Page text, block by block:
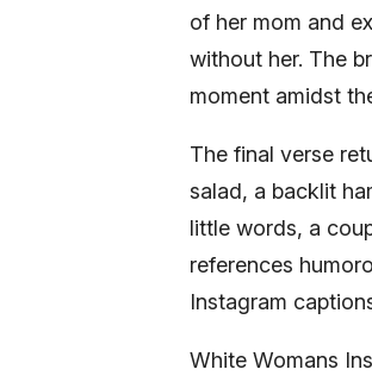
of her mom and
without her. The
moment amidst
The final verse
salad, a backlit
little words, a
references
Instagram
White Womans